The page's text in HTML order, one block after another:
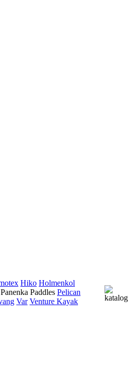
Hiko Holmenkol
Panenka Paddles Pelican
Var Venture Kayak